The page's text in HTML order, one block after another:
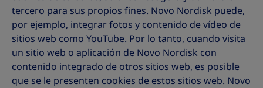
tercero para sus propios fines. Novo Nordisk puede,
por ejemplo, integrar fotos y contenido de vídeo de
sitios web como YouTube. Por lo tanto, cuando visita
un sitio web o aplicación de Novo Nordisk con
contenido integrado de otros sitios web, es posible
que se le presenten cookies de estos sitios web. Novo